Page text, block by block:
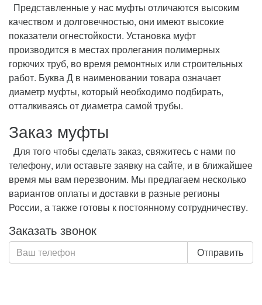
Представленные у нас муфты отличаются высоким
качеством и долговечностью, они имеют высокие
показатели огнестойкости. Установка муфт
производится в местах пролегания полимерных
горючих труб, во время ремонтных или строительных
работ. Буква Д в наименовании товара означает
диаметр муфты, который необходимо подбирать,
отталкиваясь от диаметра самой трубы.
Заказ муфты
Для того чтобы сделать заказ, свяжитесь с нами по
телефону, или оставьте заявку на сайте, и в ближайшее
время мы вам перезвоним. Мы предлагаем несколько
вариантов оплаты и доставки в разные регионы
России, а также готовы к постоянному сотрудничеству.
Заказать звонок
Отправить